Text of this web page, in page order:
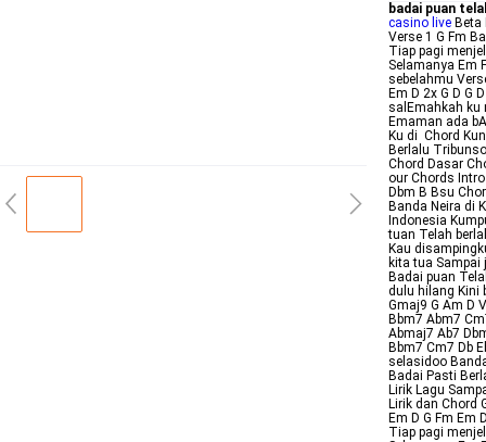
badai puan
casino live
Verse 1 G Fm
Tiap pagi
Selamanya Em
sebelahmu
Em D 2x G D G
salEmahkah ku
Emaman ada
Ku di Chord
Berlalu
Chord Dasar
our Chords
Dbm B Bsu
Banda Neira di
Indonesia
tuan Telah
Kau
kita tua Sampai
Badai puan
dulu hilang Kini
Gmaj9 G Am D
Bbm7 Abm7
Abmaj7 Ab7
Bbm7 Cm7 Db
selasidoo
Badai Pasti
Lirik Lagu
Lirik dan Chord
Em D G Fm Em
Tiap pagi